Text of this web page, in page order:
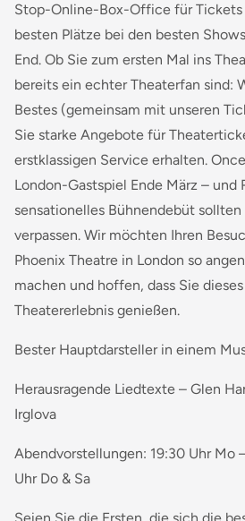
Stop-Online-Box-Office für Tickets
besten Plätze bei den besten
End. Ob Sie zum ersten Mal ins
bereits ein echter Theaterfan sind:
Bestes (gemeinsam mit unseren
Sie starke Angebote für
erstklassigen Service erhalten.
London-Gastspiel Ende März – und
sensationelles Bühnendebüt
verpassen. Wir möchten Ihren
Phoenix Theatre in London so
machen und hoffen, dass Sie
Theatererlebnis genießen.
Bester Hauptdarsteller in einem
Herausragende Liedtexte – Glen
Irglova
Abendvorstellungen: 19:30 Uhr Mo
Uhr Do & Sa